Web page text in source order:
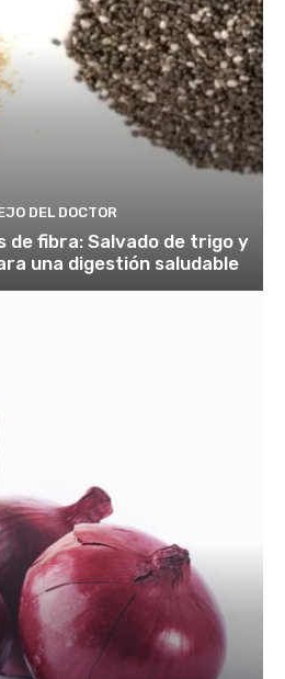
DEL DOCTOR
de fibra: Salvado de trigo y
una digestión saludable